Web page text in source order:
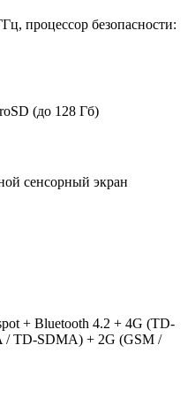
процессор безопасности:
(до 128 Гб)
сенсорный экран
+ Bluetooth 4.2 + 4G (TD-
TD-SDMA) + 2G (GSM /